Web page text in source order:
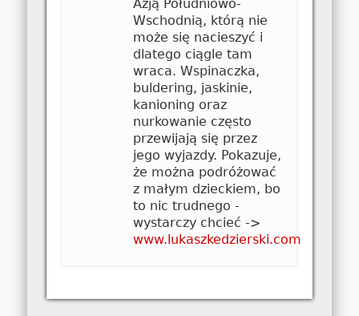
Azją Południowo-
Wschodnią, którą nie
może się nacieszyć i
dlatego ciągle tam
wraca. Wspinaczka,
buldering, jaskinie,
kanioning oraz
nurkowanie często
przewijają się przez
jego wyjazdy. Pokazuje,
że można podróżować
z małym dzieckiem, bo
to nic trudnego -
wystarczy chcieć ->
www.lukaszkedzierski.com